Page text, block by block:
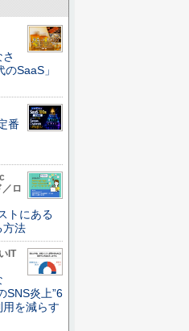
SaaS」
番
ロ
トにある
方法
IT
SNS炎上”6
を減らす